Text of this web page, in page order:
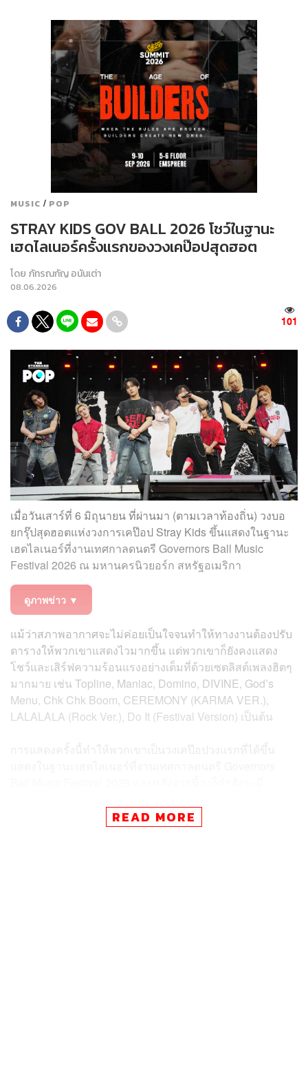
MUSIC / POP
STRAY KIDS GOV BALL 2026 โชว์ในฐานะ
เฮดไลเนอร์ครั้งแรกของวงเคป๊อปสุดฮอต
โดย ภัทรณกัญ อนันเต่า
08.06.2026
101
เมื่อวันเสาร์ที่ 6 มิถุนายน ที่ผ่านมา (ตามเวลาท้องถิ่น) วงบอ
ยกรุ๊ปสุดฮอตแห่งวงการเคป๊อป Stray Kids ขึ้นแสดงในฐานะ
เฮดไลเนอร์ที่งานเทศกาลดนตรี Governors Ball Music
Festival 2026 ณ มหานครนิวยอร์ก สหรัฐอเมริกา
ดูภาพข่าว ▼
แม้ว่าสภาพอากาศจะไม่ค่อยเป็นใจจนทำให้ทางงานต้องปรับ
ตารางให้พวกเขาแสดงไวมากขึ้น แต่พวกเขาก็ยังคงแสดง
โชว์และเสิร์ฟความร้อนแรงอย่างเต็มที่ด้วยเซตลิสต์เพลงฮิตๆ
มากมาย เช่น Topline, Maniac, Domino, DIVINE, God’s
Menu, Chk Chk Boom, CEREMONY (KARMA VER.),
LALALALA (Rock Ver.), Do It (Festival Version) เป็นต้น
การแสดงครั้งนี้ทำให้พวกเขาเป็นวงเคป๊อปวงแรกที่ได้ขึ้น
พวกเขาจะไปจัดคอนเสิร์ตในฝั่งละตินอเมริกา ทั้งโคลอมเบีย
อาร์เจนตินา และเม็กซิโก ในช่วงเดือนกันยายนที่กำลังจะถึงนี้
READ MORE